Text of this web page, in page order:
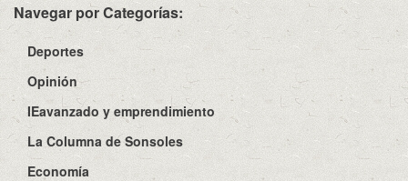
Navegar por Categorías:
Deportes
Opinión
IEavanzado y emprendimiento
La Columna de Sonsoles
Economía